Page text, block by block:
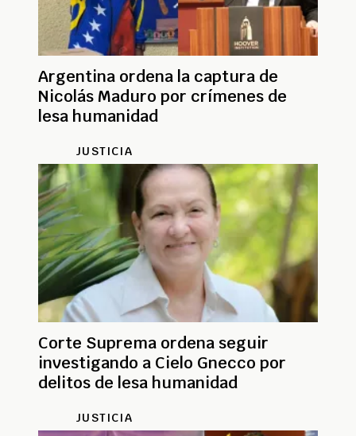
Argentina ordena la captura de
Nicolás Maduro por crímenes de
lesa humanidad
JUSTICIA
Corte Suprema ordena seguir
investigando a Cielo Gnecco por
delitos de lesa humanidad
JUSTICIA